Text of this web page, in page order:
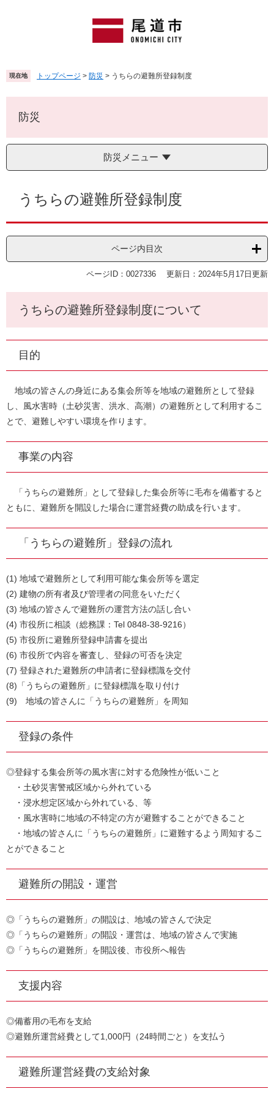
頭
で
す
飛
ば
し
へ
現在地 トップページ > 防災 > うちらの避難所登録制度
防災
防災メニュー
うちらの避難所登録制度
ページ内目次
ページID：0027336 更新日：2024年5月17日更新
うちらの避難所登録制度について
目的
地域の皆さんの身近にある集会所等を地域の避難所として登録
し、風水害時（土砂災害、洪水、高潮）の避難所として利用するこ
とで、避難しやすい環境を作ります。
事業の内容
「うちらの避難所」として登録した集会所等に毛布を備蓄すると
ともに、避難所を開設した場合に運営経費の助成を行います。
「うちらの避難所」登録の流れ
(1) 地域で避難所として利用可能な集会所等を選定
(2) 建物の所有者及び管理者の同意をいただく
(3) 地域の皆さんで避難所の運営方法の話し合い
(4) 市役所に相談（総務課：Tel 0848-38-9216）
(5) 市役所に避難所登録申請書を提出
(6) 市役所で内容を審査し、登録の可否を決定
(7) 登録された避難所の申請者に登録標識を交付
(8)「うちらの避難所」に登録標識を取り付け
(9) 地域の皆さんに「うちらの避難所」を周知
登録の条件
◎登録する集会所等の風水害に対する危険性が低いこと
・土砂災害警戒区域から外れている
・浸水想定区域から外れている、等
・風水害時に地域の不特定の方が避難することができること
・地域の皆さんに「うちらの避難所」に避難するよう周知するこ
とができること
避難所の開設・運営
◎「うちらの避難所」の開設は、地域の皆さんで決定
◎「うちらの避難所」の開設・運営は、地域の皆さんで実施
◎「うちらの避難所」を開設後、市役所へ報告
支援内容
◎備蓄用の毛布を支給
◎避難所運営経費として1,000円（24時間ごと）を支払う
避難所運営経費の支給対象